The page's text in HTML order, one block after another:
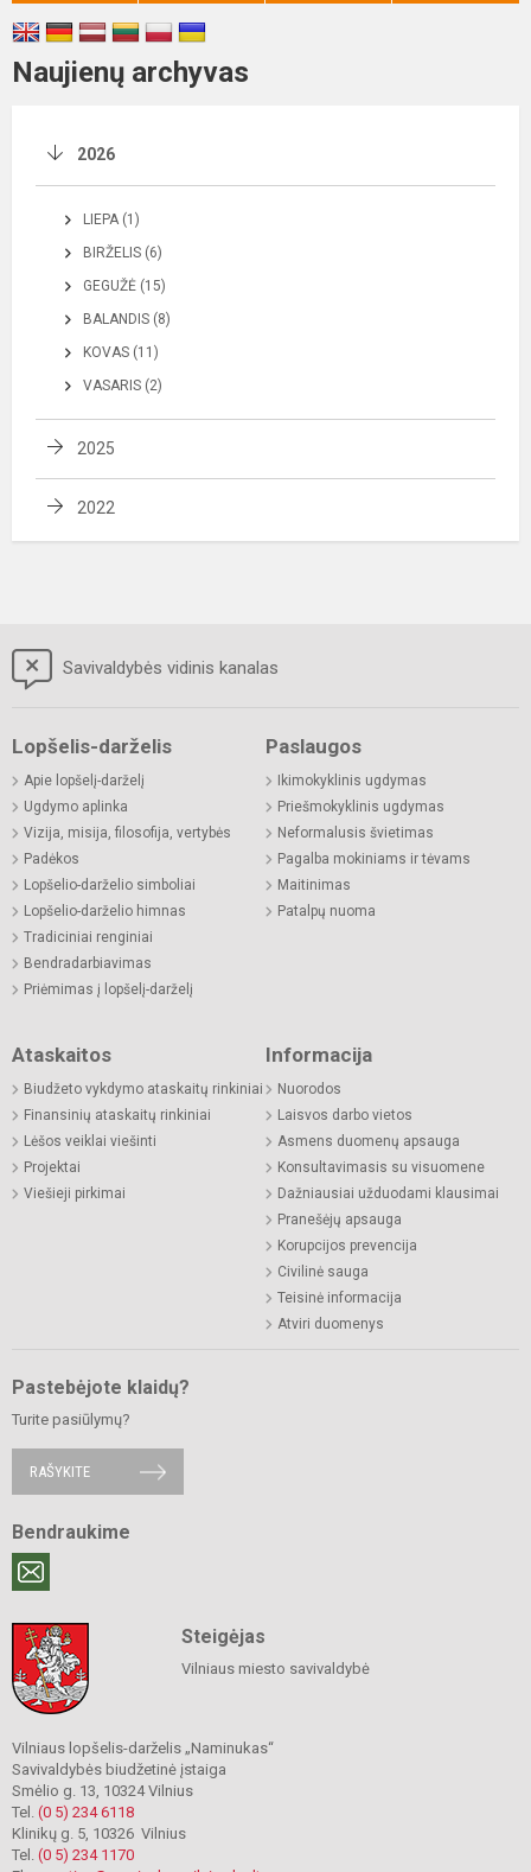
Naujienų archyvas
2026
LIEPA (1)
BIRŽELIS (6)
GEGUŽĖ (15)
BALANDIS (8)
KOVAS (11)
VASARIS (2)
2025
2022
Savivaldybės vidinis kanalas
Lopšelis-darželis
Apie lopšelį-darželį
Ugdymo aplinka
Vizija, misija, filosofija, vertybės
Padėkos
Lopšelio-darželio simboliai
Lopšelio-darželio himnas
Tradiciniai renginiai
Bendradarbiavimas
Priėmimas į lopšelį-darželį
Paslaugos
Ikimokyklinis ugdymas
Priešmokyklinis ugdymas
Neformalusis švietimas
Pagalba mokiniams ir tėvams
Maitinimas
Patalpų nuoma
Ataskaitos
Biudžeto vykdymo ataskaitų rinkiniai
Finansinių ataskaitų rinkiniai
Lėšos veiklai viešinti
Projektai
Viešieji pirkimai
Informacija
Nuorodos
Laisvos darbo vietos
Asmens duomenų apsauga
Konsultavimasis su visuomene
Dažniausiai užduodami klausimai
Pranešėjų apsauga
Korupcijos prevencija
Civilinė sauga
Teisinė informacija
Atviri duomenys
Pastebėjote klaidų?
Turite pasiūlymų?
RAŠYKITE
Bendraukime
Steigėjas
Vilniaus miesto savivaldybė
Vilniaus lopšelis-darželis „Naminukas“
Savivaldybės biudžetinė įstaiga
Smėlio g. 13, 10324 Vilnius
Tel. (0 5) 234 6118
Klinikų g. 5, 10326 Vilnius
Tel. (0 5) 234 1170